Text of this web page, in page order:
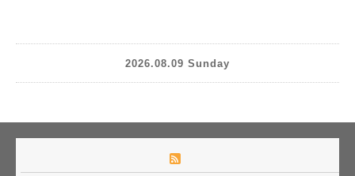
2026.08.09 Sunday